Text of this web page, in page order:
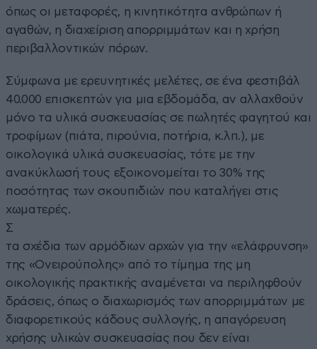
όπως οι μεταφορές, η κινητικότητα ανθρώπων ή
αγαθών, η διαχείριση απορριμμάτων και η χρήση
περιβαλλοντικών πόρων.
Σύμφωνα με ερευνητικές μελέτες, σε ένα φεστιβάλ
40.000 επισκεπτών για μια εβδομάδα, αν αλλαχθούν
μόνο τα υλικά συσκευασίας σε πωλητές φαγητού και
τροφίμων (πιάτα, πιρούνια, ποτήρια, κ.λπ.), με
οικολογικά υλικά συσκευασίας, τότε με την
ανακύκλωσή τους εξοικονομείται το 30% της
ποσότητας των σκουπιδιών που καταλήγει στις
χωματερές.
Σ
τα σχέδια των αρμόδιων αρχών για την «ελάφρυνση»
της «Ονειρούπολης» από το τίμημα της μη
οικολογικής πρακτικής αναμένεται να περιληφθούν
δράσεις, όπως ο διαχωρισμός των απορριμμάτων με
διαφορετικούς κάδους συλλογής, η απαγόρευση
χρήσης υλικών συσκευασίας που δεν είναι